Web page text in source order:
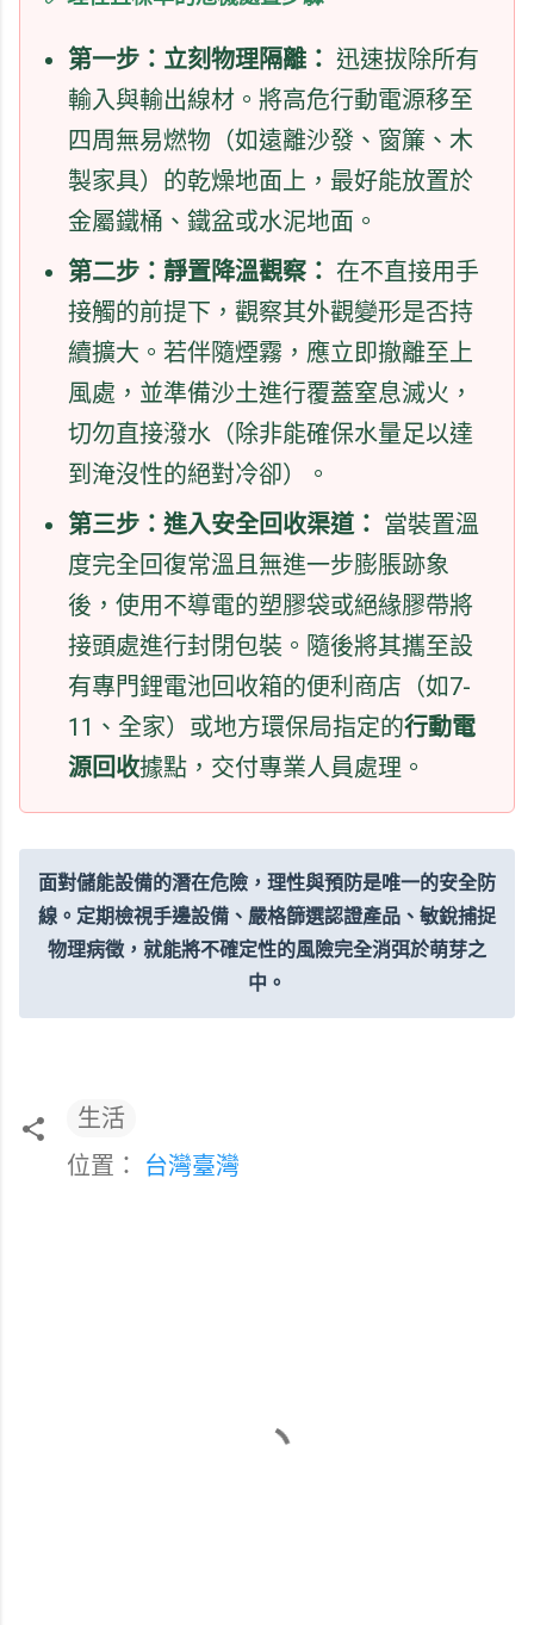
第一步：立刻物理隔離： 迅速拔除所有
輸入與輸出線材。將高危行動電源移至
四周無易燃物（如遠離沙發、窗簾、木
製家具）的乾燥地面上，最好能放置於
金屬鐵桶、鐵盆或水泥地面。
第二步：靜置降溫觀察： 在不直接用手
接觸的前提下，觀察其外觀變形是否持
續擴大。若伴隨煙霧，應立即撤離至上
風處，並準備沙土進行覆蓋窒息滅火，
切勿直接潑水（除非能確保水量足以達
到淹沒性的絕對冷卻）。
第三步：進入安全回收渠道： 當裝置溫
度完全回復常溫且無進一步膨脹跡象
後，使用不導電的塑膠袋或絕緣膠帶將
接頭處進行封閉包裝。隨後將其攜至設
有專門鋰電池回收箱的便利商店（如7-
11、全家）或地方環保局指定的行動電
源回收據點，交付專業人員處理。
面對儲能設備的潛在危險，理性與預防是唯一的安全防
線。定期檢視手邊設備、嚴格篩選認證產品、敏銳捕捉
物理病徵，就能將不確定性的風險完全消弭於萌芽之
中。
生活
位置： 台灣臺灣